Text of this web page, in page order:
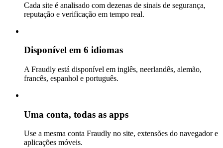
Cada site é analisado com dezenas de sinais de segurança,
reputação e verificação em tempo real.
Disponível em 6 idiomas
A Fraudly está disponível em inglês, neerlandês, alemão,
francês, espanhol e português.
Uma conta, todas as apps
Use a mesma conta Fraudly no site, extensões do navegador e
aplicações móveis.